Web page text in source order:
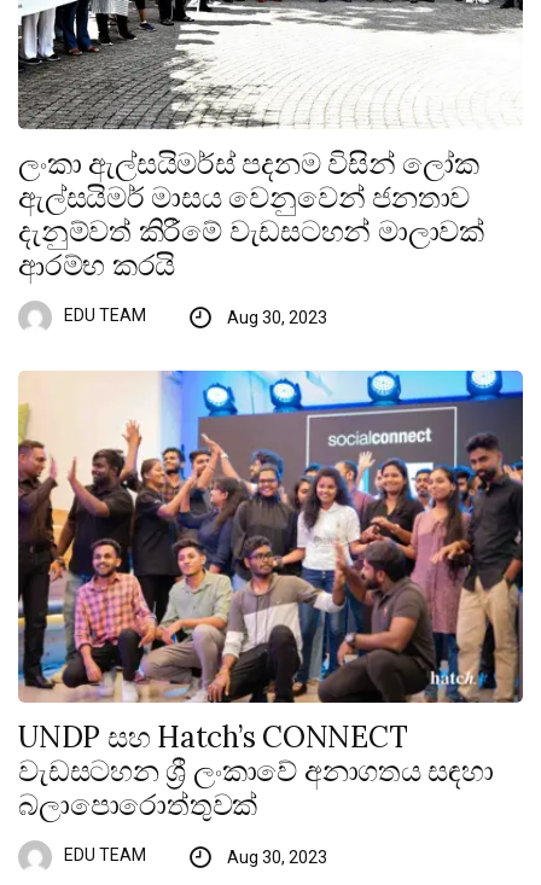
ලංකා ඇල්සයිමර්ස් පදනම විසින් ලෝක
ඇල්සයිමර් මාසය වෙනුවෙන් ජනතාව
දැනුම්වත් කිරීමේ වැඩසටහන් මාලාවක්
ආරම්භ කරයි
EDU TEAM Aug 30, 2023
UNDP සහ Hatch’s CONNECT
වැඩසටහන ශ්‍රී ලංකාවේ අනාගතය සඳහා
බලාපොරොත්තුවක්
EDU TEAM Aug 30, 2023